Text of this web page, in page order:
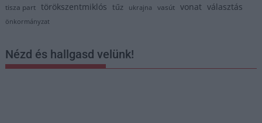
tisza part törökszentmiklós tűz ukrajna vasút vonat választás
önkormányzat
Nézd és hallgasd velünk!